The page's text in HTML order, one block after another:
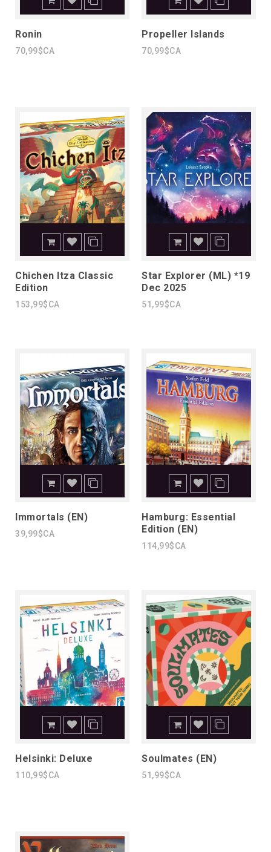
Ronin
70,99$CA
Propeller Islands
70,99$CA
Chichen Itza Classic
Edition
153,99$CA
Star Explorer (ML) *19
Dec 2025
51,99$CA
Immortals (EN)
39,99$CA
Hamburg: Essential
Edition (EN)
114,99$CA
Helsinki: Deluxe
110,99$CA
Soulmates (EN)
51,99$CA